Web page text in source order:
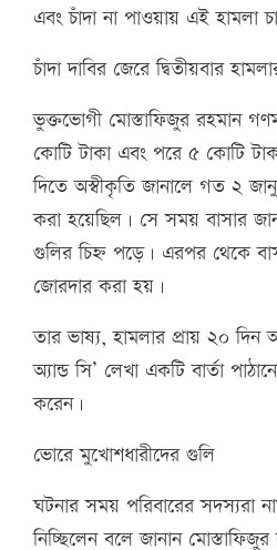
এবং চাঁদা না পাওয়ায় এই হামলা
চাঁদা দাবির জেরে দ্বিতীয়বার
ভুক্তভোগী মোস্তাফিজুর রহমান
কোটি টাকা এবং পরে ৫ কোটি
দিতে অস্বীকৃতি জানালে গত ২
করা হয়েছিল। সে সময় বাসার
গুলির চিহ্ন পড়ে। এরপর থেকে
জোরদার করা হয়।
তার ভাষ্য, হামলার প্রায় ২০
অ্যান্ড সি’ লেখা একটি বার্তা
করেন।
ভোরে মুখোশধারীদের গুলি
ঘটনার সময় পরিবারের সদস্যরা
নিচ্ছিলেন বলে জানান